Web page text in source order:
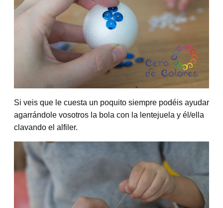
Si veis que le cuesta un poquito siempre podéis ayudar
agarrándole vosotros la bola con la lentejuela y él/ella
clavando el alfiler.